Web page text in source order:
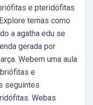
e pteridófitas
temas como
a agatha edu se
gerada por
Webem uma aula
e
seguintes
Webas